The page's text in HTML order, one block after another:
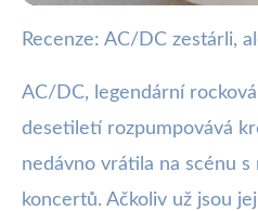
webya.cz
AC/DC Stále
Legendy Nezná
· 3 min čtení · Autor:
Recenze: AC/DC zestárli,
AC/DC, legendární
desetiletí rozpumpovává
nedávno vrátila na scénu
koncertů. Ačkoliv už jsou